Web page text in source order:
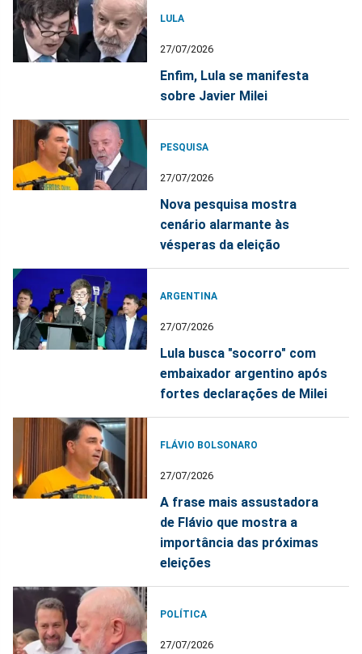
LULA
27/07/2026
Enfim, Lula se manifesta
sobre Javier Milei
PESQUISA
27/07/2026
Nova pesquisa mostra
cenário alarmante às
vésperas da eleição
ARGENTINA
27/07/2026
Lula busca "socorro" com
embaixador argentino após
fortes declarações de Milei
FLÁVIO BOLSONARO
27/07/2026
A frase mais assustadora
de Flávio que mostra a
importância das próximas
eleições
POLÍTICA
27/07/2026